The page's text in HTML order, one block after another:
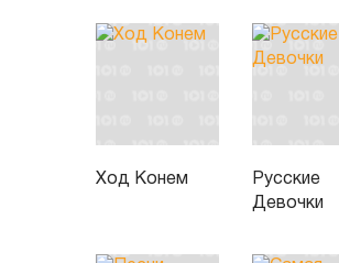
Ход Конем
Русские
Девочки